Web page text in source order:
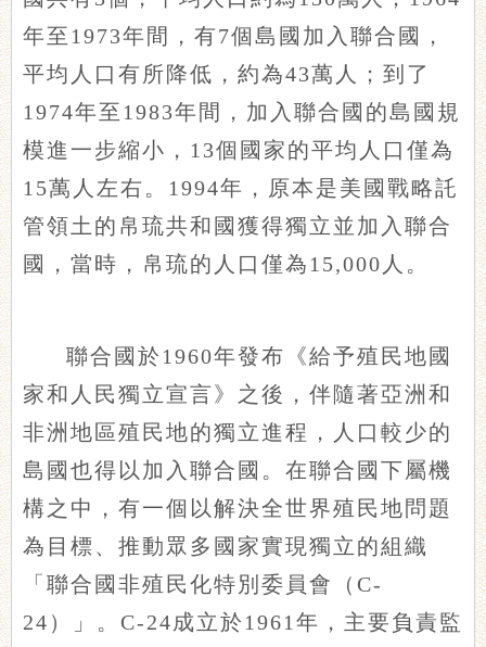
年至1973年間，有7個島國加入聯合國，
平均人口有所降低，約為43萬人；到了
1974年至1983年間，加入聯合國的島國規
模進一步縮小，13個國家的平均人口僅為
15萬人左右。1994年，原本是美國戰略託
管領土的帛琉共和國獲得獨立並加入聯合
國，當時，帛琉的人口僅為15,000人。
聯合國於1960年發布《給予殖民地國
家和人民獨立宣言》之後，伴隨著亞洲和
非洲地區殖民地的獨立進程，人口較少的
島國也得以加入聯合國。在聯合國下屬機
構之中，有一個以解決全世界殖民地問題
為目標、推動眾多國家實現獨立的組織
「聯合國非殖民化特別委員會（C-
24）」。C-24成立於1961年，主要負責監